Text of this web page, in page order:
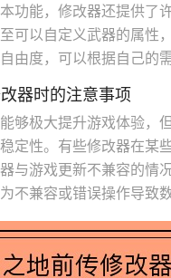
功能，修改器还提供了
可以自定义武器的属性
由度，可以根据自己的
器时的注意事项
够极大提升游戏体验，
定性。有些修改器在某
与游戏更新不兼容的情
不兼容或错误操作导致数